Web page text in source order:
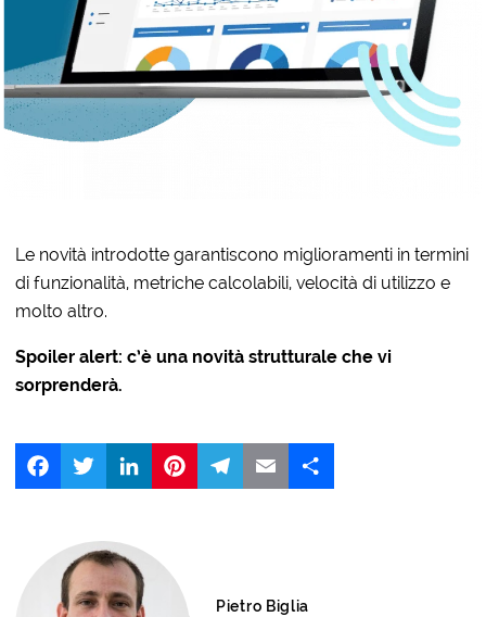
Le novità introdotte garantiscono miglioramenti in termini
di funzionalità, metriche calcolabili, velocità di utilizzo e
molto altro.
Spoiler alert: c’è una novità strutturale che vi
sorprenderà.
LinkedIn
Pietro Biglia